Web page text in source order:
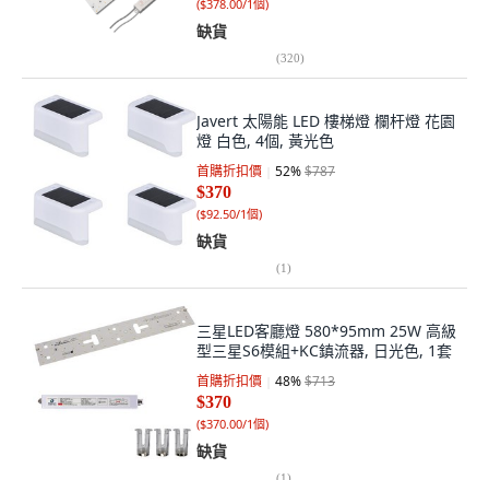
($378.00/1個)
缺貨
(320)
Javert 太陽能 LED 樓梯燈 欄杆燈 花園
燈 白色, 4個, 黃光色
首購折扣價 52%$787
$370
($92.50/1個)
缺貨
(1)
三星LED客廳燈 580*95mm 25W 高級
型三星S6模組+KC鎮流器, 日光色, 1套
首購折扣價 48%$713
$370
($370.00/1個)
缺貨
(1)